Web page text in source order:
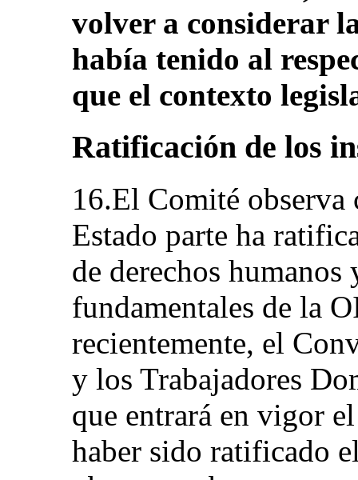
volver a considerar
había tenido al
que el contexto
Ratificación de los
16.El Comité observa
Estado parte ha
de derechos
fundamentales de la
recientemente, el
y los Trabajadores
que entrará en vigor
haber sido ratificado